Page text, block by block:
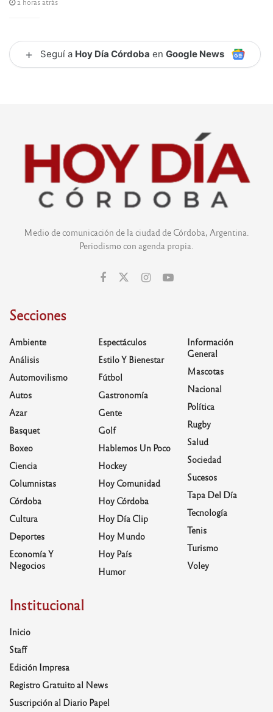
+ Seguí a Hoy Día Córdoba en Google News
Medio de comunicación de la ciudad de Córdoba, Argentina.
Periodismo con agenda propia.
Secciones
Ambiente
Análisis
Automovilismo
Autos
Azar
Basquet
Boxeo
Ciencia
Columnistas
Córdoba
Cultura
Deportes
Economía Y
Negocios
Espectáculos
Estilo Y Bienestar
Fútbol
Gastronomía
Gente
Golf
Hablemos Un Poco
Hockey
Hoy Comunidad
Hoy Córdoba
Hoy Día Clip
Hoy Mundo
Hoy País
Humor
Información
General
Mascotas
Nacional
Política
Rugby
Salud
Sociedad
Sucesos
Tapa Del Día
Tecnología
Tenis
Turismo
Voley
Institucional
Inicio
Staff
Edición Impresa
Registro Gratuito al News
Suscripción al Diario Papel